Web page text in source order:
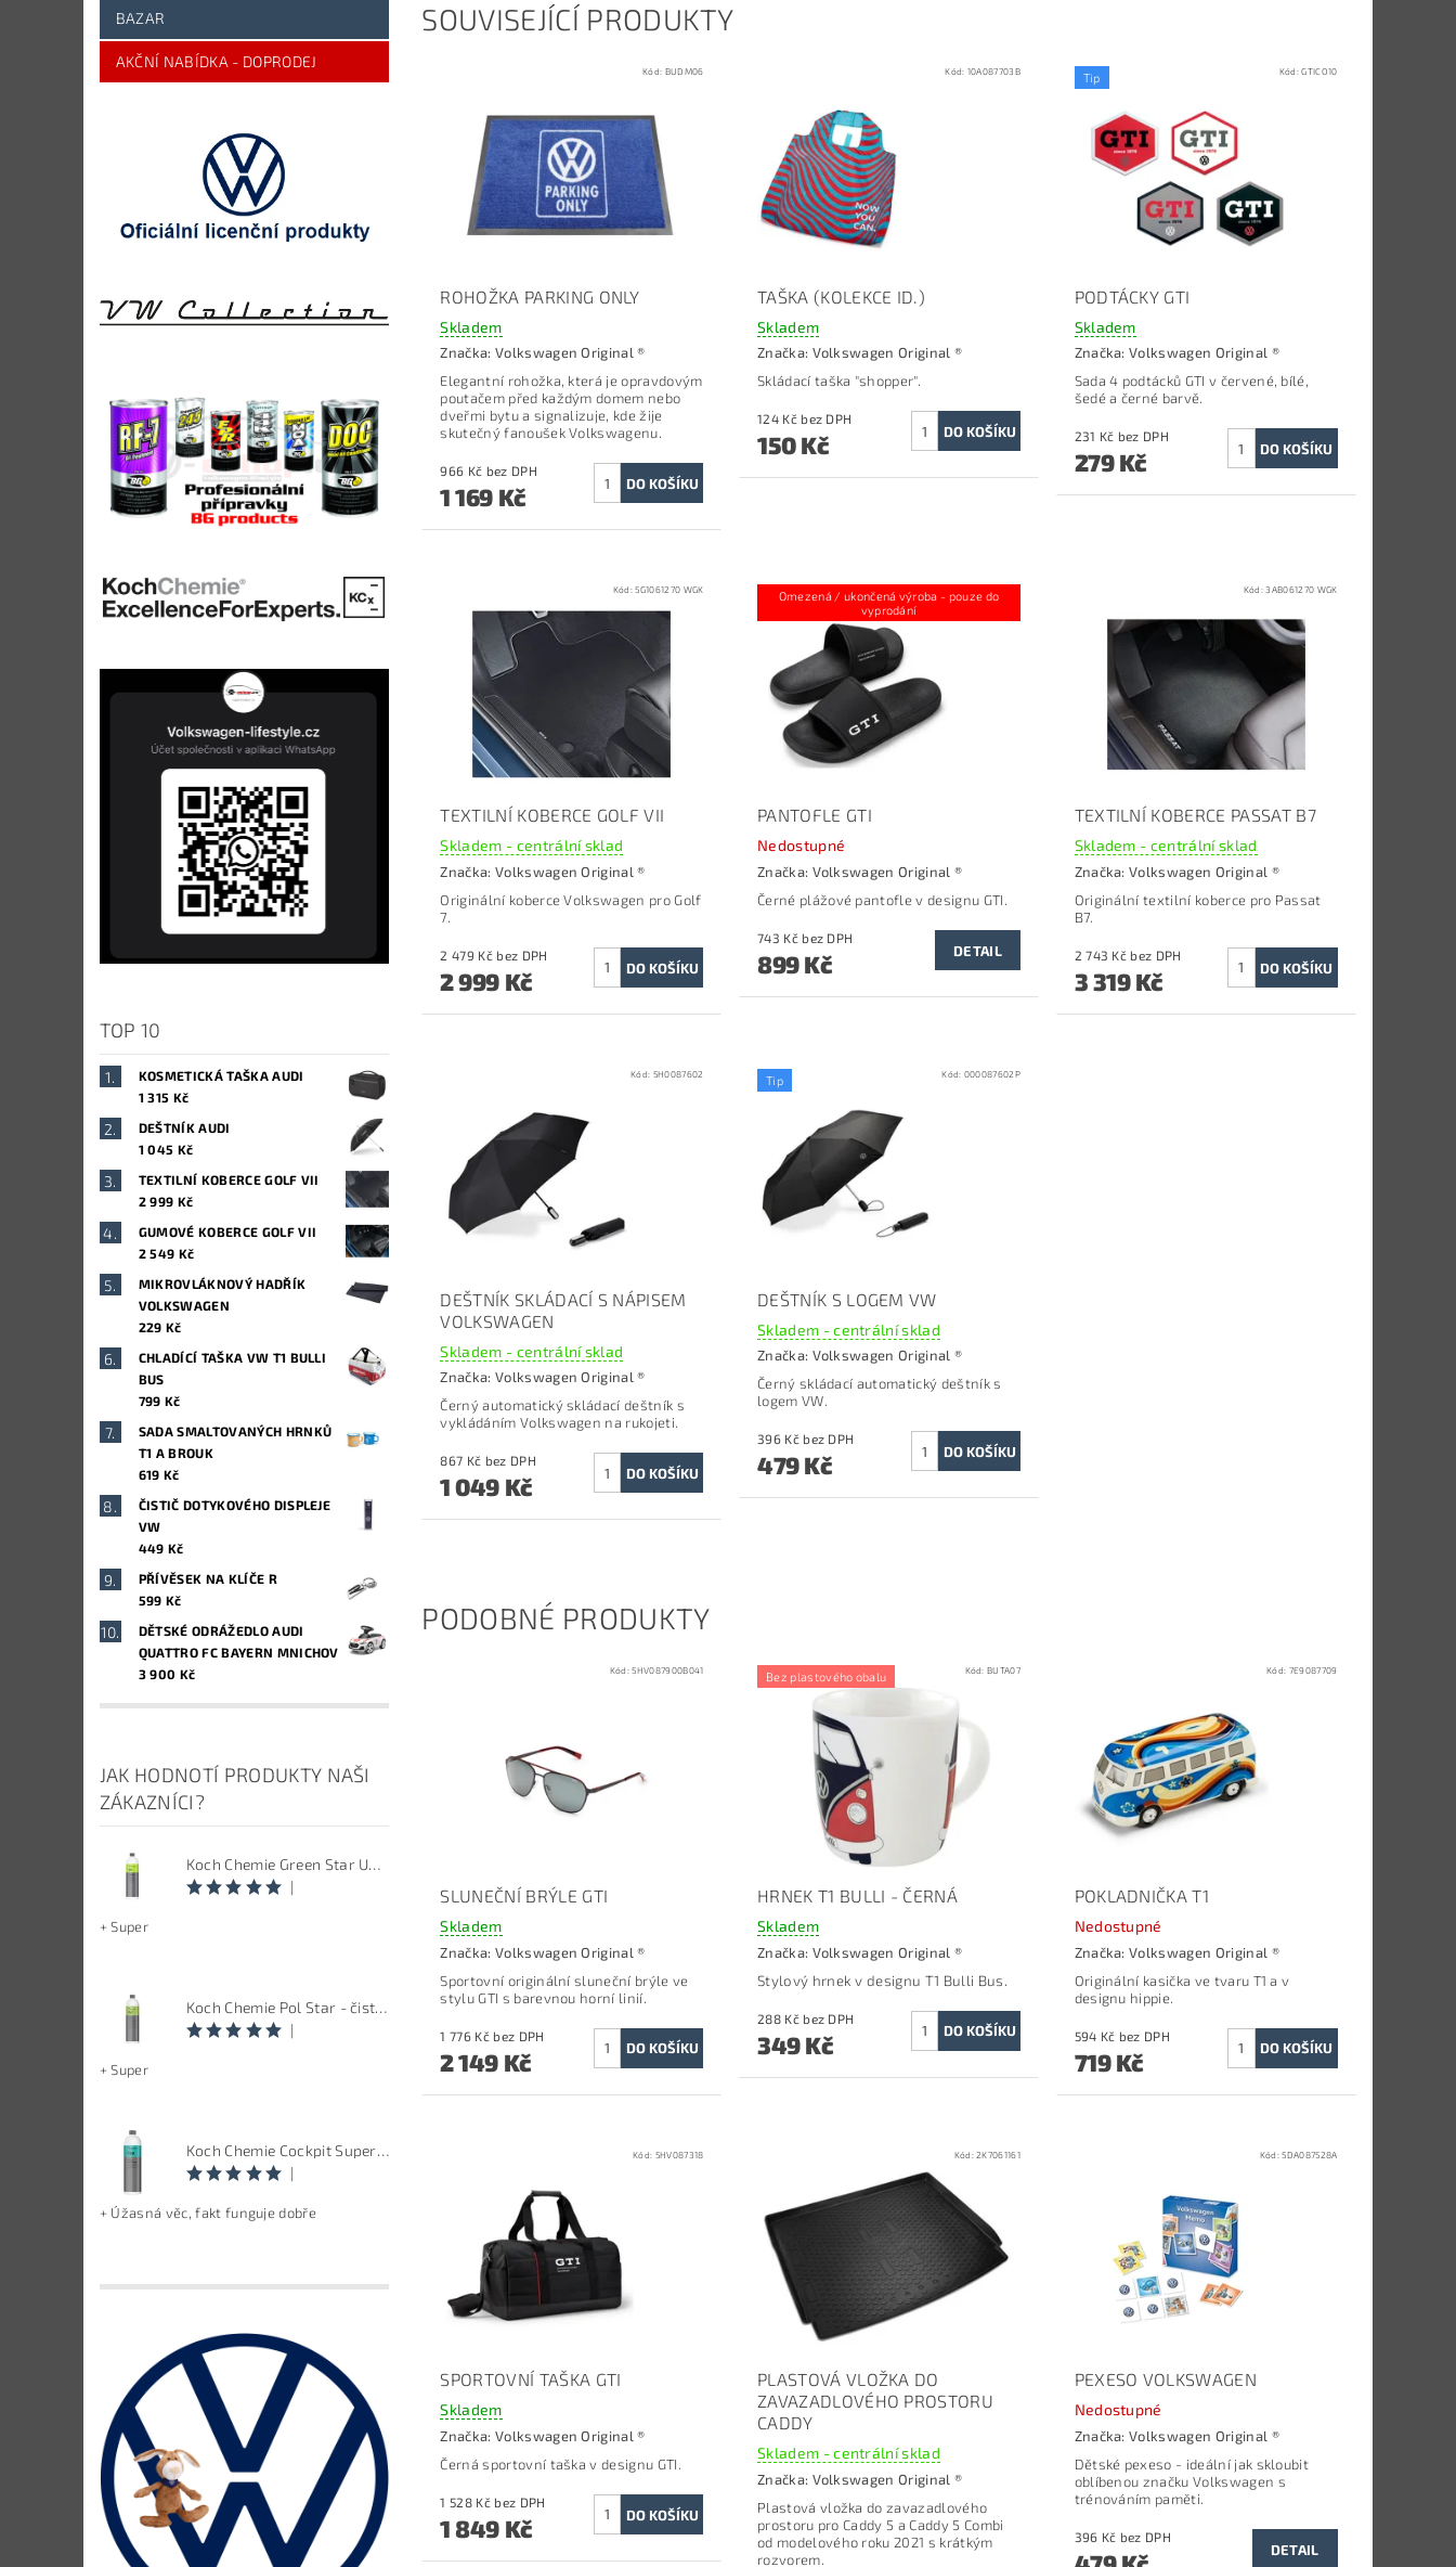
BAZAR
AKČNÍ NABÍDKA - DOPRODEJ
TOP 10
KOSMETICKÁ TAŠKA AUDI
1 315 Kč
DEŠTNÍK AUDI
1 045 Kč
TEXTILNÍ KOBERCE GOLF VII
2 999 Kč
GUMOVÉ KOBERCE GOLF VII
2 549 Kč
MIKROVLÁKNOVÝ HADŘÍK
VOLKSWAGEN
229 Kč
CHLADÍCÍ TAŠKA VW T1 BULLI
BUS
799 Kč
SADA SMALTOVANÝCH HRNKŮ
T1 A BROUK
619 Kč
ČISTIČ DOTYKOVÉHO DISPLEJE
VW
449 Kč
PŘÍVĚSEK NA KLÍČE R
599 Kč
DĚTSKÉ ODRÁŽEDLO AUDI
QUATTRO FC BAYERN MNICHOV
3 900 Kč
JAK HODNOTÍ PRODUKTY NAŠI
ZÁKAZNÍCI?
Koch Chemie Green Star Univerzal - Univerzální čistič
|
+ Super
Koch Chemie Pol Star - čistič kůže, textilu a alcantary, objem 1 L
|
+ Super
Koch Chemie Cockpit Super Pflege - ošetření vnitřních plastů, objem: 1 L
|
+ Úžasná věc, fakt funguje dobře
SOUVISEJÍCÍ PRODUKTY
Kód: BUDM06
ROHOŽKA PARKING ONLY
Skladem
Značka: Volkswagen Original ®
Elegantní rohožka, která je opravdovým
poutačem před každým domem nebo
dveřmi bytu a signalizuje, kde žije
skutečný fanoušek Volkswagenu.
966 Kč bez DPH
1 169 Kč
Kód: 10A087703B
TAŠKA (KOLEKCE ID.)
Skladem
Značka: Volkswagen Original ®
Skládací taška "shopper".
124 Kč bez DPH
150 Kč
Tip Kód:GTICO10
PODTÁCKY GTI
Skladem
Značka:Volkswagen Original ®
Sada 4 podtácků GTI v červené, bílé,
šedé a černé barvě.
231 Kč bez DPH
279 Kč
Kód:5G1061270 WGK
TEXTILNÍ KOBERCE GOLF VII
Skladem - centrální sklad
Značka: Volkswagen Original ®
Originální koberce Volkswagen pro Golf
7.
2 479 Kč bez DPH
2 999 Kč
Omezená / ukončená výroba - pouze do
vyprodání
Kód: 5HV084350C 041
PANTOFLE GTI
Nedostupné
Značka: Volkswagen Original ®
Černé plážové pantofle v designu GTI.
743 Kč bez DPH
899 Kč DETAIL
Kód:3AB061270 WGK
TEXTILNÍ KOBERCE PASSAT B7
Skladem - centrální sklad
Značka:Volkswagen Original ®
Originální textilní koberce pro Passat
B7.
2 743 Kč bez DPH
3 319 Kč
Kód: 5H0087602
DEŠTNÍK SKLÁDACÍ S NÁPISEM
VOLKSWAGEN
Skladem - centrální sklad
Značka: Volkswagen Original ®
Černý automatický skládací deštník s
vykládáním Volkswagen na rukojeti.
867 Kč bez DPH
1 049 Kč
Tip Kód: 000087602P
DEŠTNÍK S LOGEM VW
Skladem - centrální sklad
Značka: Volkswagen Original ®
Černý skládací automatický deštník s
logem VW.
396 Kč bez DPH
479 Kč
PODOBNÉ PRODUKTY
Kód:5HV087900B041
SLUNEČNÍ BRÝLE GTI
Skladem
Značka: Volkswagen Original ®
Sportovní originální sluneční brýle ve
stylu GTI s barevnou horní linií.
1 776 Kč bez DPH
2 149 Kč
Bez plastového obalu Kód:BUTA07
HRNEK T1 BULLI - ČERNÁ
Skladem
Značka: Volkswagen Original ®
Stylový hrnek v designu T1 Bulli Bus.
288 Kč bez DPH
349 Kč
Kód: 7E9087709
POKLADNIČKA T1
Nedostupné
Značka:Volkswagen Original ®
Originální kasička ve tvaru T1 a v
designu hippie.
594 Kč bez DPH
719 Kč
Kód: 5HV087318
SPORTOVNÍ TAŠKA GTI
Skladem
Značka: Volkswagen Original ®
Černá sportovní taška v designu GTI.
1 528 Kč bez DPH
1 849 Kč
Kód:2K7061161
PLASTOVÁ VLOŽKA DO
ZAVAZADLOVÉHO PROSTORU
CADDY
Skladem - centrální sklad
Značka: Volkswagen Original ®
Plastová vložka do zavazadlového
prostoru pro Caddy 5 a Caddy 5 Combi
od modelového roku 2021 s krátkým
rozvorem.
Kód:5DA087528A
PEXESO VOLKSWAGEN
Nedostupné
Značka:Volkswagen Original ®
Dětské pexeso - ideální jak skloubit
oblíbenou značku Volkswagen s
trénováním paměti.
396 Kč bez DPH
DETAIL